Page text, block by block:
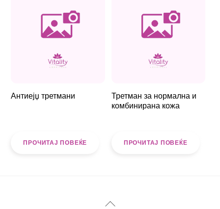
Антиејџ третмани
ПРОЧИТАЈ ПОВЕЌЕ
Третман за нормална и
комбинирана кожа
ПРОЧИТАЈ ПОВЕЌЕ
Back